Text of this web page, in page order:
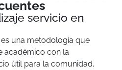
servicio en
una metodología que
académico con la
útil para la comunidad,